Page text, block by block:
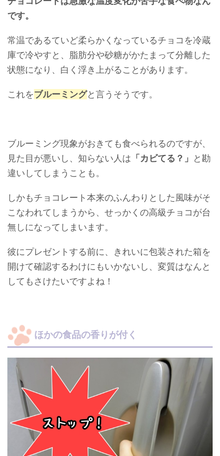
です。
常温であるていど柔らかくなっているチョコを冷蔵
庫で冷やすと、脂肪分や砂糖がかたまって分離した
状態になり、白く浮き上がることがあります。
これをブルーミングと言うそうです。
ブルーミング現象がおきても食べられるのですが、
見た目が悪いし、知らない人は 「カビてる？」
と勘
違いしてしまうことも。
しかもチョコレート本来のふんわりとした風味がそ
こなわれてしまうから、せっかくの高級チョコが台
無しになってしまいます。
彼にプレゼントする前に、きれいに包装された箱を
開けて確認するわけにもいかないし、変質はなんと
してもさけたいですよね！
ほかの食品の香りが付く